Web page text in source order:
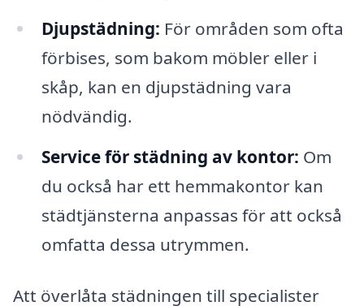
Djupstädning: För områden som ofta
förbises, som bakom möbler eller i
skåp, kan en djupstädning vara
nödvändig.
Service för städning av kontor: Om
du också har ett hemmakontor kan
städtjänsterna anpassas för att också
omfatta dessa utrymmen.
Att överlåta städningen till specialister